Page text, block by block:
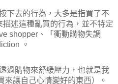
下去的行為，大多是指買了不
述這種亂買的行為，並不特定
shopper、「衝動購物失調
。
過購物來舒緩壓力，也就是我
讓自己心情變好的東西）。